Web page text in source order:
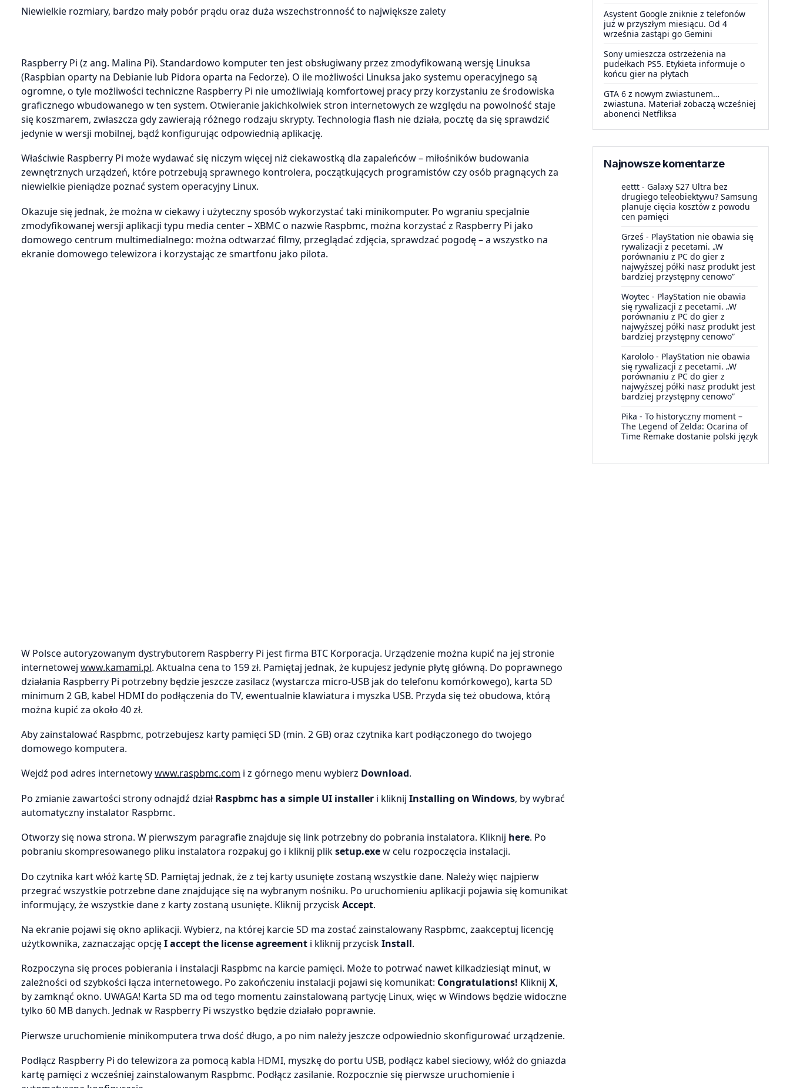
Niewielkie rozmiary, bardzo mały pobór prądu oraz duża wszechstronność to największe zalety
Raspberry Pi (z ang. Malina Pi). Standardowo komputer ten jest obsługiwany przez zmodyfikowaną wersję Linuksa
(Raspbian oparty na Debianie lub Pidora oparta na Fedorze). O ile możliwości Linuksa jako systemu operacyjnego są
ogromne, o tyle możliwości techniczne Raspberry Pi nie umożliwiają komfortowej pracy przy korzystaniu ze środowiska
graficznego wbudowanego w ten system. Otwieranie jakichkolwiek stron internetowych ze względu na powolność staje
się koszmarem, zwłaszcza gdy zawierają różnego rodzaju skrypty. Technologia flash nie działa, pocztę da się sprawdzić
jedynie w wersji mobilnej, bądź konfigurując odpowiednią aplikację.
Właściwie Raspberry Pi może wydawać się niczym więcej niż ciekawostką dla zapaleńców – miłośników budowania
zewnętrznych urządzeń, które potrzebują sprawnego kontrolera, początkujących programistów czy osób pragnących za
niewielkie pieniądze poznać system operacyjny Linux.
Okazuje się jednak, że można w ciekawy i użyteczny sposób wykorzystać taki minikomputer. Po wgraniu specjalnie
zmodyfikowanej wersji aplikacji typu media center – XBMC o nazwie Raspbmc, można korzystać z Raspberry Pi jako
domowego centrum multimedialnego: można odtwarzać filmy, przeglądać zdjęcia, sprawdzać pogodę – a wszystko na
ekranie domowego telewizora i korzystając ze smartfonu jako pilota.
W Polsce autoryzowanym dystrybutorem Raspberry Pi jest firma BTC Korporacja. Urządzenie można kupić na jej stronie
internetowej www.kamami.pl. Aktualna cena to 159 zł. Pamiętaj jednak, że kupujesz jedynie płytę główną. Do poprawnego
działania Raspberry Pi potrzebny będzie jeszcze zasilacz (wystarcza micro-USB jak do telefonu komórkowego), karta SD
minimum 2 GB, kabel HDMI do podłączenia do TV, ewentualnie klawiatura i myszka USB. Przyda się też obudowa, którą
można kupić za około 40 zł.
Aby zainstalować Raspbmc, potrzebujesz karty pamięci SD (min. 2 GB) oraz czytnika kart podłączonego do twojego
domowego komputera.
Wejdź pod adres internetowywww.raspbmc.com i z górnego menu wybierz Download.
Po zmianie zawartości strony odnajdź dział Raspbmc has a simple UI installer i kliknij Installing on Windows, by wybrać
automatyczny instalator Raspbmc.
Otworzy się nowa strona. W pierwszym paragrafie znajduje się link potrzebny do pobrania instalatora. Kliknij here. Po
pobraniu skompresowanego pliku instalatora rozpakuj go i kliknij pliksetup.exew celu rozpoczęcia instalacji.
Do czytnika kart włóż kartę SD. Pamiętaj jednak, że z tej karty usunięte zostaną wszystkie dane. Należy więc najpierw
przegrać wszystkie potrzebne dane znajdujące się na wybranym nośniku. Po uruchomieniu aplikacji pojawia się komunikat
informujący, że wszystkie dane z karty zostaną usunięte. Kliknij przyciskAccept.
Na ekranie pojawi się okno aplikacji. Wybierz, na której karcie SD ma zostać zainstalowany Raspbmc, zaakceptuj licencję
użytkownika, zaznaczając opcjęI accept the license agreement i kliknij przyciskInstall.
Rozpoczyna się proces pobierania i instalacji Raspbmc na karcie pamięci. Może to potrwać nawet kilkadziesiąt minut, w
zależności od szybkości łącza internetowego. Po zakończeniu instalacji pojawi się komunikat: Congratulations! Kliknij X,
by zamknąć okno. UWAGA! Karta SD ma od tego momentu zainstalowaną partycję Linux, więc w Windows będzie widoczne
tylko 60 MB danych. Jednak w Raspberry Pi wszystko będzie działało poprawnie.
Pierwsze uruchomienie minikomputera trwa dość długo, a po nim należy jeszcze odpowiednio skonfigurować urządzenie.
Podłącz Raspberry Pi do telewizora za pomocą kabla HDMI, myszkę do portu USB, podłącz kabel sieciowy, włóż do gniazda
kartę pamięci z wcześniej zainstalowanym Raspbmc. Podłącz zasilanie. Rozpocznie się pierwsze uruchomienie i
Asystent Google zniknie z telefonów
już w przyszłym miesiącu. Od 4
września zastąpi go Gemini
Sony umieszcza ostrzeżenia na
pudełkach PS5. Etykieta informuje o
końcu gier na płytach
GTA 6 z nowym zwiastunem…
zwiastuna. Materiał zobaczą wcześniej
abonenci Netfliksa
Najnowsze komentarze
eettt - Galaxy S27 Ultra bez
drugiego teleobiektywu? Samsung
planuje cięcia kosztów z powodu
cen pamięci
Grześ - PlayStation nie obawia się
rywalizacji z pecetami. „W
porównaniu z PC do gier z
najwyższej półki nasz produkt jest
bardziej przystępny cenowo”
Woytec - PlayStation nie obawia
się rywalizacji z pecetami. „W
porównaniu z PC do gier z
najwyższej półki nasz produkt jest
bardziej przystępny cenowo”
Karololo - PlayStation nie obawia
się rywalizacji z pecetami. „W
porównaniu z PC do gier z
najwyższej półki nasz produkt jest
bardziej przystępny cenowo”
Pika - To historyczny moment –
The Legend of Zelda: Ocarina of
Time Remake dostanie polski język